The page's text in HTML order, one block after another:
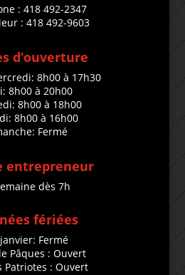
: 418 492-2347
: 418 492-9603
d’ouverture
8h00 à 17h30
8h00 à 20h00
8h00 à 18h00
8h00 à 16h00
Fermé
entrepreneur
dès 7h
fériées
Fermé
Pâques : Ouvert
Patriotes : Ouvert